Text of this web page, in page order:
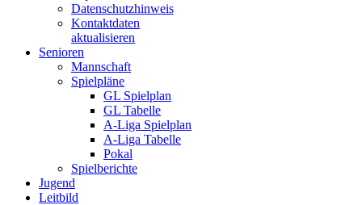
Datenschutzhinweis
Kontaktdaten
aktualisieren
Senioren
Mannschaft
Spielpläne
GL Spielplan
GL Tabelle
A-Liga Spielplan
A-Liga Tabelle
Pokal
Spielberichte
Jugend
Leitbild